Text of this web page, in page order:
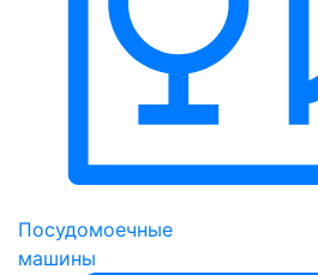
Посудомоечные
машины